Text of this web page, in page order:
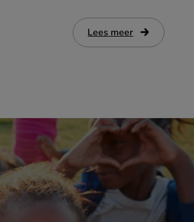
plaat is.
Lees meer
:
Donatie